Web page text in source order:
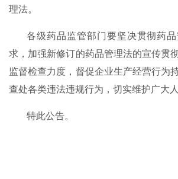
理法。
各级药品监管部门要坚决贯彻药
求，加强新修订的药品管理法的宣传贯
监督检查力度，督促企业生产经营行为
查处各类违法违规行为，切实维护广大
特此公告。